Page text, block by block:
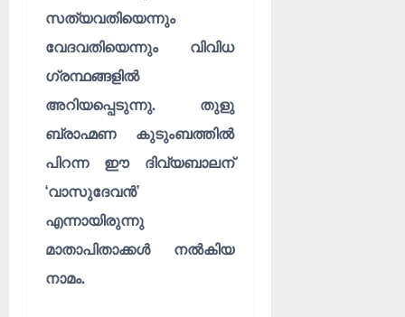
സത്യവതിയെന്നും
വേദവതിയെന്നും വിവിധ
ഗ്രന്ഥങ്ങളിൽ
അറിയപ്പെടുന്നു. തുളു
ബ്രാഹ്മണ കുടുംബത്തിൽ
പിറന്ന ഈ ദിവ്യബാലന്
‘വാസുദേവൻ’
എന്നായിരുന്നു
മാതാപിതാക്കൾ നൽകിയ
നാമം.